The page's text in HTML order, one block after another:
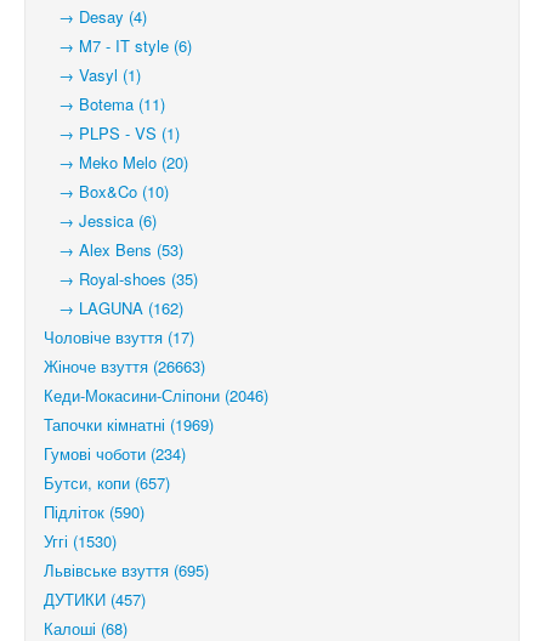
→ Desay (4)
→ M7 - IT style (6)
→ Vasyl (1)
→ Botema (11)
→ PLPS - VS (1)
→ Meko Melo (20)
→ Box&Co (10)
→ Jessica (6)
→ Alex Bens (53)
→ Royal-shoes (35)
→ LAGUNA (162)
Чоловіче взуття (17)
Жіноче взуття (26663)
Кеди-Мокасини-Сліпони (2046)
Тапочки кімнатні (1969)
Гумові чоботи (234)
Бутси, копи (657)
Підліток (590)
Уггі (1530)
Львівське взуття (695)
ДУТИКИ (457)
Калоші (68)